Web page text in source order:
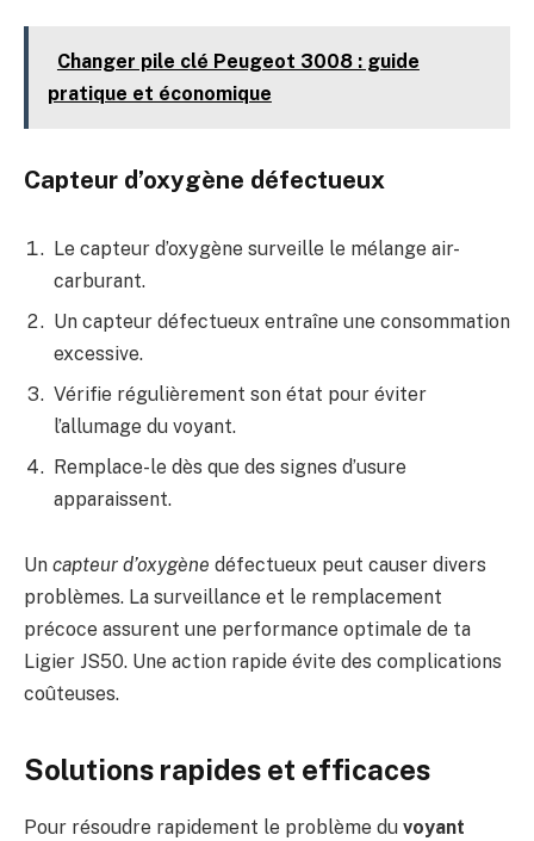
Changer pile clé Peugeot 3008 : guide
pratique et économique
Capteur d’oxygène défectueux
Le capteur d’oxygène surveille le mélange air-
carburant.
Un capteur défectueux entraîne une consommation
excessive.
Vérifie régulièrement son état pour éviter
l’allumage du voyant.
Remplace-le dès que des signes d’usure
apparaissent.
Un capteur d’oxygène défectueux peut causer divers
problèmes. La surveillance et le remplacement
précoce assurent une performance optimale de ta
Ligier JS50. Une action rapide évite des complications
coûteuses.
Solutions rapides et efficaces
Pour résoudre rapidement le problème du voyant